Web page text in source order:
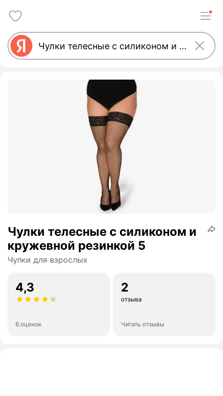
Чулки телесные с силиконом и
кружевной резинкой 5
Чулки для взрослых
4,3
6 оценок
2
отзыва
Читать отзывы